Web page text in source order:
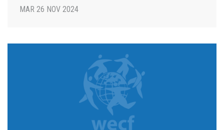
MAR 26 NOV 2024